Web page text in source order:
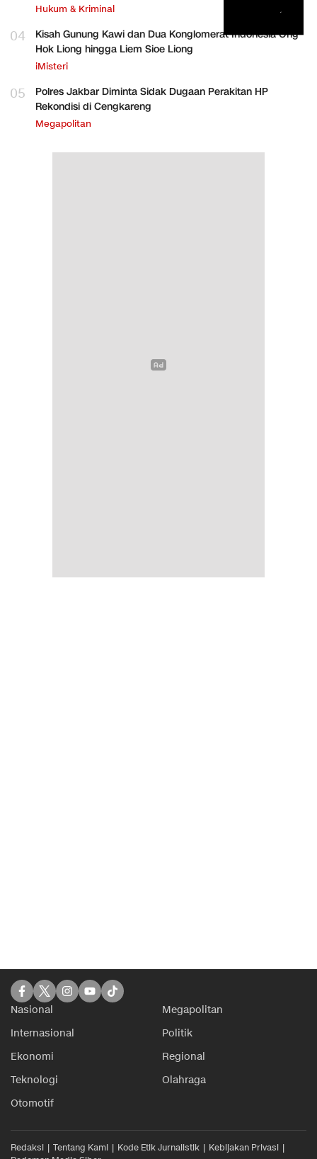
Hukum & Kriminal
04
Kisah Gunung Kawi dan Dua Konglomerat Indonesia Ong
Hok Liong hingga Liem Sioe Liong
iMisteri
05
Polres Jakbar Diminta Sidak Dugaan Perakitan HP
Rekondisi di Cengkareng
Megapolitan
Nasional
Megapolitan
Internasional
Politik
Ekonomi
Regional
Teknologi
Olahraga
Otomotif
Redaksi Tentang Kami Kode Etik Jurnalistik
Kebijakan Privasi